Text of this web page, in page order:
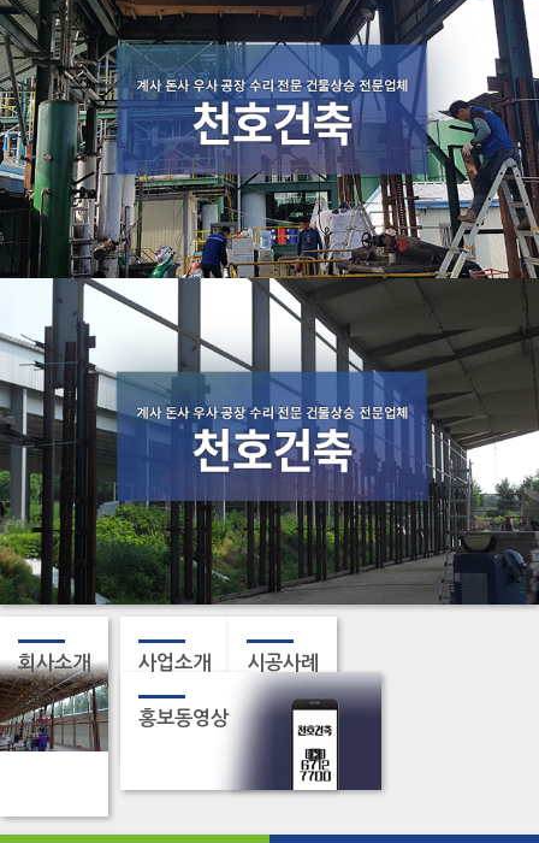
회사소개 사업소개 시공사례
홍보동영상